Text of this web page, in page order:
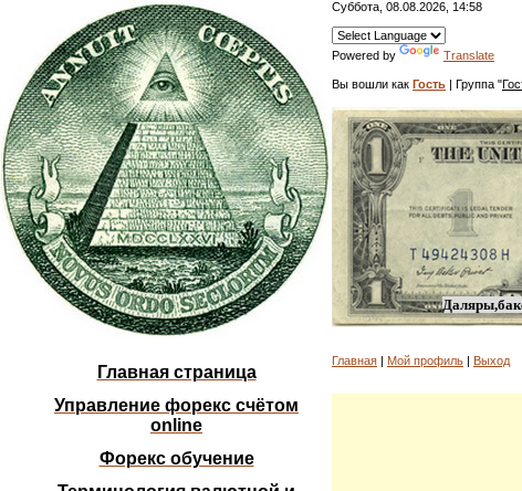
Главная страница
Управление форекс счётом
online
Форекс обучение
Суббота, 08.08.2026, 14:58
Powered by Translate
Вы вошли как Гость | Группа "
Главная | Мой профиль | Выход